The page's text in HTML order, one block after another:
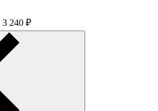
3 240 ₽